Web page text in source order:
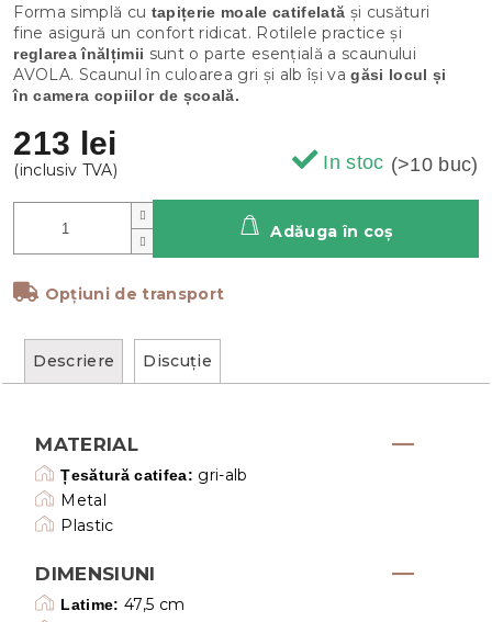
213 lei
In stoc (>10 buc)
Opțiuni de transport
Adăuga în coş
Forma simplă cu tapițerie moale catifelată și cusături
fine asigură un confort ridicat. Rotilele practice și
reglarea înălțimii sunt o parte esențială a scaunului
AVOLA. Scaunul în culoarea gri și alb își vagăsi locul și
în camera copiilor de școală.
Descriere Discuţie
MATERIAL
Țesătură catifea: gri-alb
Metal
Plastic
DIMENSIUNI
Latime: 47,5 cm